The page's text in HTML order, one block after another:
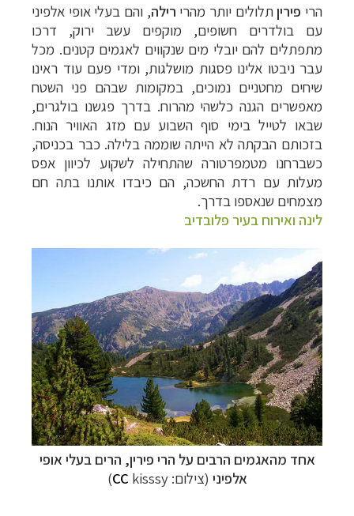
הרי פיריןתלולים יותר מהרי רילה, והם בעלי אופי אלפיני
עם בולדרים חשופים, מוקפים עשב ירוק, דרכו
מתפתלים להם יובלי מים שנקווים לאגמים קטנים. מכל
עבר ניבטו אלינו פסגות מושלגות, ומדי פעם עוד ראינו
שיחים מחטניים נמוכים, במקומות שבהם פני השטח
מאפשרים הגנה כלשהי מהרוח. בדרך פגשנו בולגרים,
שבאו לטייל בימי סוף השבוע עם מזג האוויר הנוח.
בזכותם הבקתה לא הייתה שוממה בלילה. כבר בכניסה,
כשברחנו מטמפרטורה שהתחילה לשקוע לכיוון אפס
מעלות עם רדת החשכה, הם כיבדו אותנו בתה חם
מצמחים שנאספו בדרך.
לינה ואירוח בעיר פלובדיב
אחד מהאגמים הרבים על הרי פירין, הרים בעלי אופי
אלפיני (צילום: CC kisssy)